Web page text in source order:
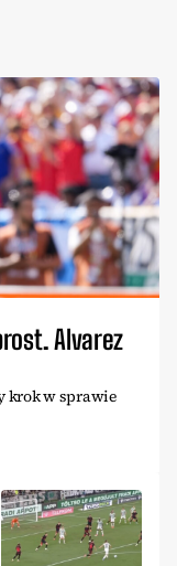
Alvarez
krok w sprawie